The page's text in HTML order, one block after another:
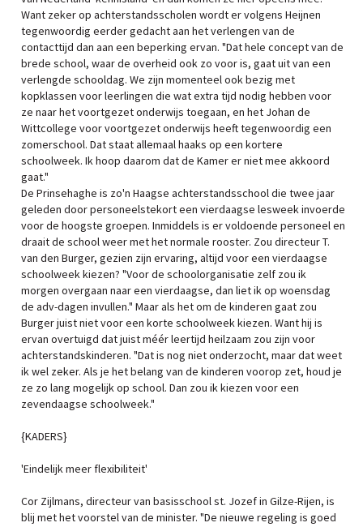
Want zeker op achterstandsscholen wordt er volgens Heijnen
tegenwoordig eerder gedacht aan het verlengen van de
contacttijd dan aan een beperking ervan. "Dat hele concept van de
brede school, waar de overheid ook zo voor is, gaat uit van een
verlengde schooldag. We zijn momenteel ook bezig met
kopklassen voor leerlingen die wat extra tijd nodig hebben voor
ze naar het voortgezet onderwijs toegaan, en het Johan de
Wittcollege voor voortgezet onderwijs heeft tegenwoordig een
zomerschool. Dat staat allemaal haaks op een kortere
schoolweek. Ik hoop daarom dat de Kamer er niet mee akkoord
gaat."
De Prinsehaghe is zo'n Haagse achterstandsschool die twee jaar
geleden door personeelstekort een vierdaagse lesweek invoerde
voor de hoogste groepen. Inmiddels is er voldoende personeel en
draait de school weer met het normale rooster. Zou directeur T.
van den Burger, gezien zijn ervaring, altijd voor een vierdaagse
schoolweek kiezen? "Voor de schoolorganisatie zelf zou ik
morgen overgaan naar een vierdaagse, dan liet ik op woensdag
de adv-dagen invullen." Maar als het om de kinderen gaat zou
Burger juist niet voor een korte schoolweek kiezen. Want hij is
ervan overtuigd dat juist méér leertijd heilzaam zou zijn voor
achterstandskinderen. "Dat is nog niet onderzocht, maar dat weet
ik wel zeker. Als je het belang van de kinderen voorop zet, houd je
ze zo lang mogelijk op school. Dan zou ik kiezen voor een
zevendaagse schoolweek."
{KADERS}
'Eindelijk meer flexibiliteit'
Cor Zijlmans, directeur van basisschool st. Jozef in Gilze-Rijen, is
blij met het voorstel van de minister. "De nieuwe regeling is goed